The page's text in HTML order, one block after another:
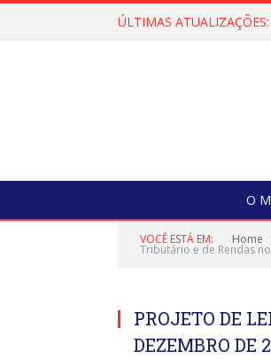
ÚLTIMAS ATUALIZAÇÕES:
O
VOCÊ ESTÁ EM: Home
Tributário e de Rendas
PROJETO DE
DEZEMBRO